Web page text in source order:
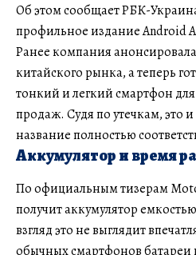
Об этом сообщает РБК-
профильное издание Android
Ранее компания
китайского рынка, а теперь
тонкий и легкий смартфон
продаж. Судя по утечкам, это
название полностью
Аккумулятор и время
По официальным тизерам
получит аккумулятор емкостью
взгляд это не выглядит
обычных смартфонов